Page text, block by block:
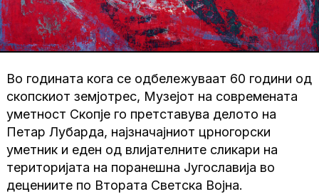
Во годината кога се одбележуваат 60 години од
скопскиот земјотрес, Музејот на современата
уметност Скопје го претставува делото на
Петар Лубарда, најзначајниот црногорски
уметник и еден од влијателните сликари на
територијата на поранешна Југославија во
децениите по Втората Светска Војна.